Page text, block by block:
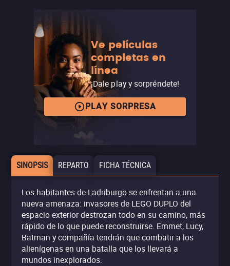
Ve películas
completas en
línea
¡Dale play y sorpréndete!
PLAY SORPRESA
SINOPSIS REPARTO FICHA TÉCNICA
Los habitantes de Ladriburgo se enfrentan a una
nueva amenaza: invasores de LEGO DUPLO del
espacio exterior destrozan todo en su camino, más
rápido de lo que puede reconstruirse. Emmet, Lucy,
Batman y compañía tendrán que combatir a los
alienígenas en una batalla que los llevará a
mundos inexplorados.